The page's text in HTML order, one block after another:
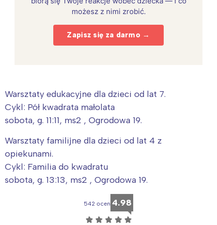
możesz z nimi zrobić.
Zapisz się za darmo →
Warsztaty edukacyjne dla dzieci od lat 7.
Cykl: Pół kwadrata małolata
sobota, g. 11:11, ms2 , Ogrodowa 19.
Warsztaty familijne dla dzieci od lat 4 z
opiekunami.
Cykl: Familia do kwadratu
sobota, g. 13:13, ms2 , Ogrodowa 19.
542 ocen 4.98
☆ ☆ ☆ ☆ ☆